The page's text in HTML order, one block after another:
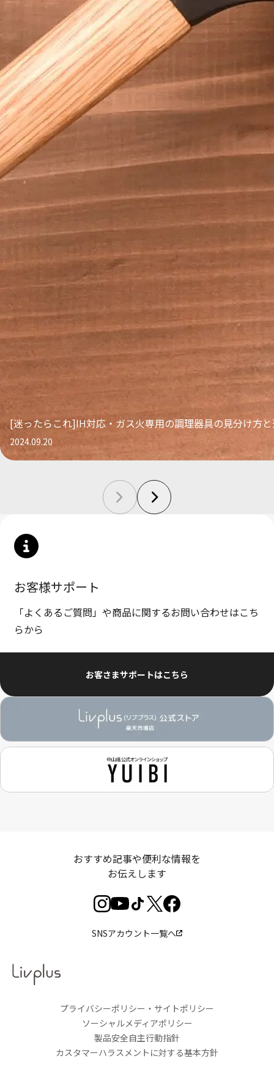
[迷ったらこれ]IH対応・ガス火専用の調理器具の見分け方
2024.09.20
お客様サポート
「よくあるご質問」や商品に関するお問い合わせはこち
らから
お客さまサポートはこちら
おすすめ記事や便利な情報を
お伝えします
SNSアカウント一覧へ
プライバシーポリシー・サイトポリシー
ソーシャルメディアポリシー
製品安全自主行動指針
カスタマーハラスメントに対する基本方針